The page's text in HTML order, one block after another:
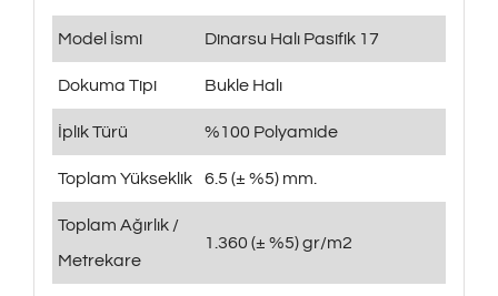
Model İsmi Dinarsu Halı Pasifik 17
Dokuma Tipi Bukle Halı
İplik Türü %100 Polyamide
Toplam Yükseklik 6.5 (± %5) mm.
Toplam Ağırlık /
Metrekare
1.360 (± %5) gr/m2